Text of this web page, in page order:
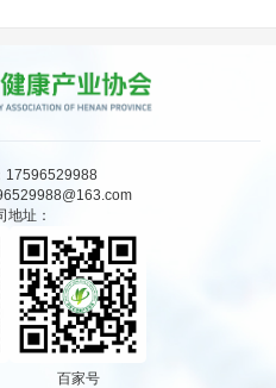
17596529988
地址：
百家号